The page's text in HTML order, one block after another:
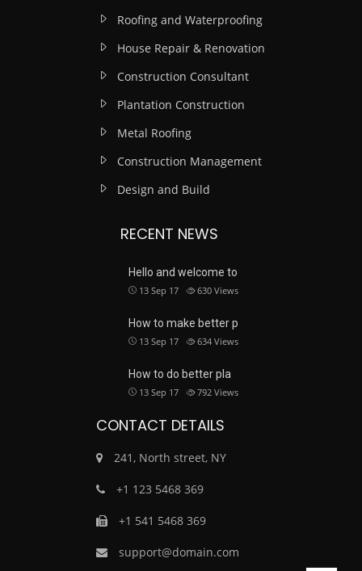
Roofing and Waterproofing
House Repair & Renovation
Construction Consultant
Plantation Construction
Metal Roofing
Construction Management
Design and Build
RECENT NEWS
Hello and welcome to
13 Sep 17 630 Views
How to make better p
13 Sep 17 634 Views
How to do better pla
13 Sep 17 792 Views
CONTACT DETAILS
241, North street, NY
+1 123 5468 369
+1 541 5468 369
support@domain.com